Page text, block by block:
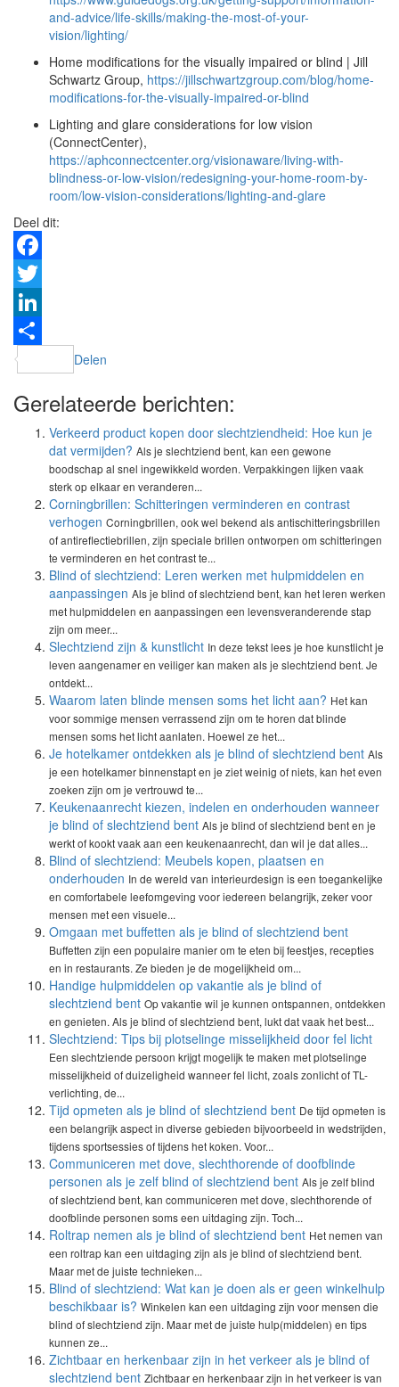
and-advice/life-skills/making-the-most-of-your-
vision/lighting/
Home modifications for the visually impaired or blind | Jill
Schwartz Group, https://jillschwartzgroup.com/blog/home-
modifications-for-the-visually-impaired-or-blind
Lighting and glare considerations for low vision
(ConnectCenter),
https://aphconnectcenter.org/visionaware/living-with-
blindness-or-low-vision/redesigning-your-home-room-by-
room/low-vision-considerations/lighting-and-glare
Deel dit:
Facebook
Twitter
LinkedIn
Delen
Gerelateerde berichten:
Verkeerd product kopen door slechtziendheid: Hoe kun je
dat vermijden? Als je slechtziend bent, kan een gewone
boodschap al snel ingewikkeld worden. Verpakkingen lijken vaak
sterk op elkaar en veranderen...
Corningbrillen: Schitteringen verminderen en contrast
verhogen Corningbrillen, ook wel bekend als antischitteringsbrillen
of antireflectiebrillen, zijn speciale brillen ontworpen om schitteringen
te verminderen en het contrast te...
Blind of slechtziend: Leren werken met hulpmiddelen en
aanpassingen Als je blind of slechtziend bent, kan het leren werken
met hulpmiddelen en aanpassingen een levensveranderende stap
zijn om meer...
Slechtziend zijn & kunstlicht In deze tekst lees je hoe kunstlicht je
leven aangenamer en veiliger kan maken als je slechtziend bent. Je
ontdekt...
Waarom laten blinde mensen soms het licht aan? Het kan
voor sommige mensen verrassend zijn om te horen dat blinde
mensen soms het licht aanlaten. Hoewel ze het...
Je hotelkamer ontdekken als je blind of slechtziend bent Als
je een hotelkamer binnenstapt en je ziet weinig of niets, kan het even
zoeken zijn om je vertrouwd te...
Keukenaanrecht kiezen, indelen en onderhouden wanneer
je blind of slechtziend bent Als je blind of slechtziend bent en je
werkt of kookt vaak aan een keukenaanrecht, dan wil je dat alles...
Blind of slechtziend: Meubels kopen, plaatsen en
onderhouden In de wereld van interieurdesign is een toegankelijke
en comfortabele leefomgeving voor iedereen belangrijk, zeker voor
mensen met een visuele...
Omgaan met buffetten als je blind of slechtziend bent
Buffetten zijn een populaire manier om te eten bij feestjes, recepties
en in restaurants. Ze bieden je de mogelijkheid om...
Handige hulpmiddelen op vakantie als je blind of
slechtziend bent Op vakantie wil je kunnen ontspannen, ontdekken
en genieten. Als je blind of slechtziend bent, lukt dat vaak het best...
Slechtziend: Tips bij plotselinge misselijkheid door fel licht
Een slechtziende persoon krijgt mogelijk te maken met plotselinge
misselijkheid of duizeligheid wanneer fel licht, zoals zonlicht of TL-
verlichting, de...
Tijd opmeten als je blind of slechtziend bent De tijd opmeten is
een belangrijk aspect in diverse gebieden bijvoorbeeld in wedstrijden,
tijdens sportsessies of tijdens het koken. Voor...
Communiceren met dove, slechthorende of doofblinde
personen als je zelf blind of slechtziend bent Als je zelf blind
of slechtziend bent, kan communiceren met dove, slechthorende of
doofblinde personen soms een uitdaging zijn. Toch...
Roltrap nemen als je blind of slechtziend bent Het nemen van
een roltrap kan een uitdaging zijn als je blind of slechtziend bent.
Maar met de juiste technieken...
Blind of slechtziend: Wat kan je doen als er geen winkelhulp
beschikbaar is? Winkelen kan een uitdaging zijn voor mensen die
blind of slechtziend zijn. Maar met de juiste hulp(middelen) en tips
kunnen ze...
Zichtbaar en herkenbaar zijn in het verkeer als je blind of
slechtziend bent Zichtbaar en herkenbaar zijn in het verkeer is van